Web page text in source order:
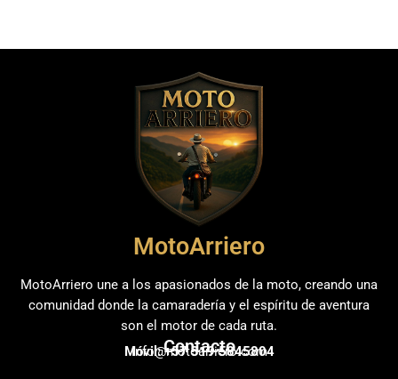
MotoArriero
MotoArriero une a los apasionados de la moto, creando una
comunidad donde la camaradería y el espíritu de aventura
son el motor de cada ruta.
Contacto
info@motoarriero.com
Móvil: +57 319 5845804